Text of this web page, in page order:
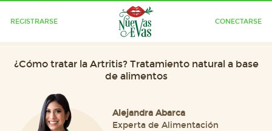
REGISTRARSE CONECTARSE
¿Cómo tratar la Artritis? Tratamiento natural a base
de alimentos
Alejandra Abarca
Experta de Alimentación